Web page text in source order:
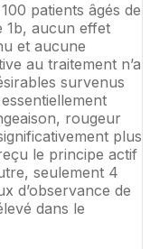
patients âgés de
1b, aucun effet
et aucune
au traitement n’a
survenus
rougeur
plus
le principe actif
seulement 4
d’observance de
dans le